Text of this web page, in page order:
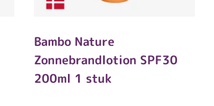
Bambo Nature
Zonnebrandlotion SPF30
200ml 1 stuk